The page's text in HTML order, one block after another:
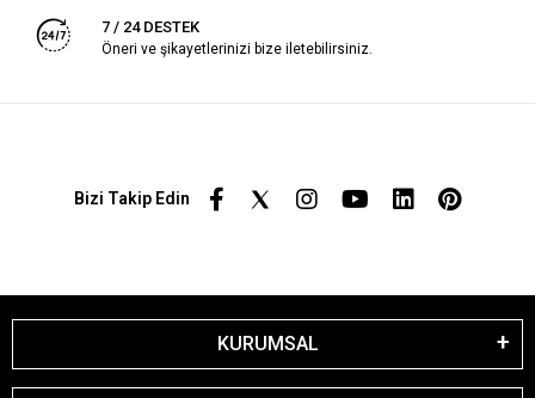
7 / 24 DESTEK
Öneri ve şikayetlerinizi bize iletebilirsiniz.
Bizi Takip Edin
KURUMSAL